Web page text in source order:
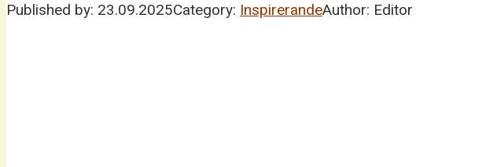
Published by: 23.09.2025Category: InspirerandeAuthor: Editor